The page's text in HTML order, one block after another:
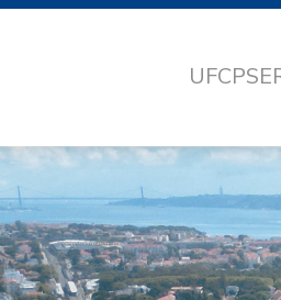
UFCP